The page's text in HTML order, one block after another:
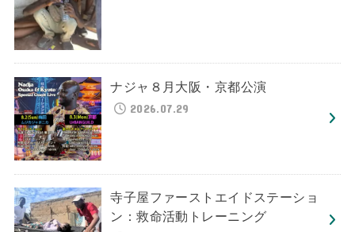
ナジャ８月大阪・京都公演
2026.07.29
寺子屋ファーストエイドステーショ
ン：救命活動トレーニング